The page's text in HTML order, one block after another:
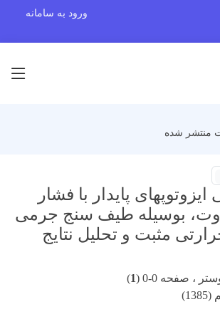
ورود به سامانه
منتشر شده
ایزوتوپهای پایدار با فشار
بوسیله طیف سنج جرمی
مثبت و تحلیل نتایج
، صفحه 0-0 ( 1
)